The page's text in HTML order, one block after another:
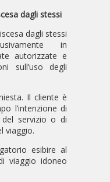
dagli stessi
dagli stessi
in
autorizzate e
sull’uso degli
Il cliente è
l’intenzione di
servizio o di
viaggio.
esibire al
viaggio idoneo